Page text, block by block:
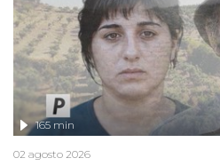
165 min
02 agosto 2026